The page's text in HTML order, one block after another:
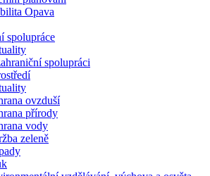
Opava
spolupráce
spolupráci
ovzduší
přírody
vody
zeleně